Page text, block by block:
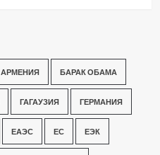
АРМЕНИЯ БАРАК ОБАМА
ГАГАУЗИЯ ГЕРМАНИЯ
ЕАЭС ЕС ЕЭК